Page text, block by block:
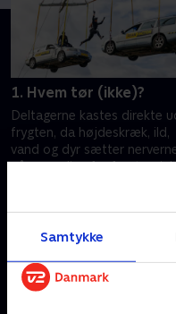
Samtykke
1. Hvem tør (ikke)?
Deltagerne kastes direkte
frygten, da højdeskræk, ild,
vand og dyr sætter
på prøve lige fra første
Andre så også